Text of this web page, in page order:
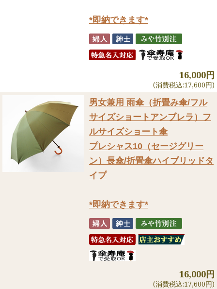
*即納できます*
16,000円
(消費税込:17,600円)
男女兼用 雨傘（折畳み傘/フル
サイズショートアンブレラ） フ
ルサイズショート傘
プレシャス10（セージグリー
ン）長傘/折畳傘ハイブリッドタ
イプ
*即納できます*
16,000円
(消費税込:17,600円)